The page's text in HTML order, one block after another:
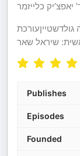
שיראל שאר
Publishes
Episodes
Founded